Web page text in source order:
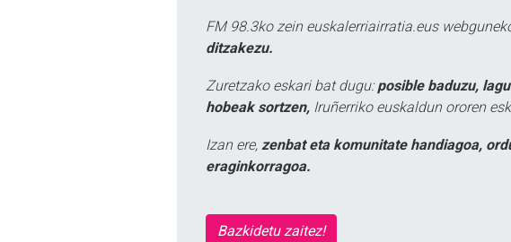
FM 98.3ko zein euskalerriairratia.eus
ditzakezu.
Zuretzako eskari bat dugu: posible baduzu,
hobeak sortzen, Iruñerriko euskaldun ororen
Izan ere, zenbat eta komunitate handiagoa,
eraginkorragoa.
Bazkidetu zaitez!